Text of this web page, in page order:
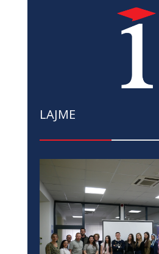
LAJME